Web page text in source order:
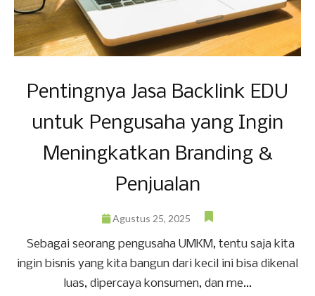
Pentingnya Jasa Backlink EDU
untuk Pengusaha yang Ingin
Meningkatkan Branding &
Penjualan
Agustus 25, 2025
Sebagai seorang pengusaha UMKM, tentu saja kita
ingin bisnis yang kita bangun dari kecil ini bisa dikenal
luas, dipercaya konsumen, dan me...